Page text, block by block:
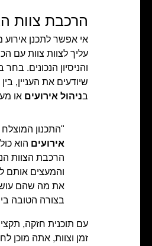
הרכבת צוות
אי אפשר לתכנן אירוע
עליך לצוות צוות עם
והניסיון הנכונים.
שיודעים את העניין,
בניהול אירועים או
"התכנון
אירועים הוא
הרכבת הצוות
והמעצים אותם
את מה שהם
בצורה הטובה
עם תוכנית חזקה,
זמן וצוות, אתה מוכן